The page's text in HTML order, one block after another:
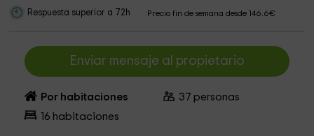
Respuesta superior a 72h Precio fin de semana desde 146.6€
Enviar mensaje al propietario
Por habitaciones 37 personas
16 habitaciones